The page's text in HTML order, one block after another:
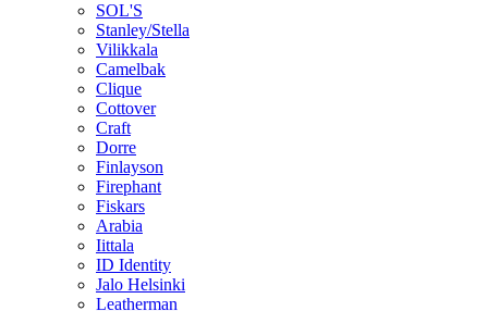
SOL'S
Stanley/Stella
Vilikkala
Camelbak
Clique
Cottover
Craft
Dorre
Finlayson
Firephant
Fiskars
Arabia
Iittala
ID Identity
Jalo Helsinki
Leatherman